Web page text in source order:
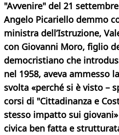
"Avvenire" del 21
Angelo Picariello demmo
ministra dell’Istruzione,
con Giovanni Moro, figlio
democristiano che
nel 1958, aveva ammesso
svolta «perché si è visto –
corsi di "Cittadinanza e
stesso impatto sui giovani»
civica ben fatta e